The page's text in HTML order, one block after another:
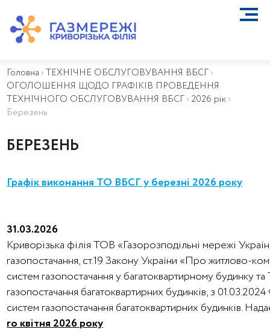
ПРО КОМПАНІЮ
ВАЖЛИВА ІНФОРМАЦІЯ
КОНТАКТИ
КАР’ЄРА
Біометан
ОСОБИСТИЙ КАБІНЕТ
Головна ›ТЕХНІЧНЕ ОБСЛУГОВУВАННЯ ВБСГ›
ОГОЛОШЕННЯ ЩОДО ГРАФІКІВ ПРОВЕДЕННЯ
ТЕХНІЧНОГО ОБСЛУГОВУВАННЯ ВБСГ› 2026 рік›
Березень
БЕРЕЗЕНЬ
Графік виконання ТО ВБСГ у березні 2026 року
31.03.2026
Криворізька філія ТОВ «Газорозподільні мережі
газопостачання, ст.19 Закону України «Про житлово-
систем газопостачання у багатоквартирному будинку
газопостачання багатоквартирних будинків, з
систем газопостачання багатоквартирних будинків.
го квітня 2026 року